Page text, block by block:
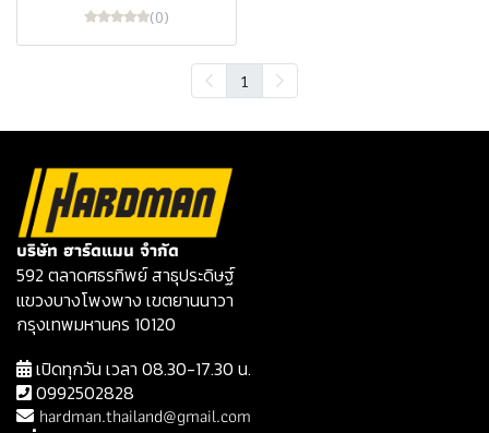
(0)
1
บริษัท ฮาร์ดแมน จำกัด
592 ตลาดศธรทิพย์ สาธุประดิษฐ์
แขวงบางโพงพาง เขตยานนาวา
กรุงเทพมหานคร 10120
เปิดทุกวัน เวลา 08.30-17.30 น.
0992502828
hardman.thailand@gmail.com